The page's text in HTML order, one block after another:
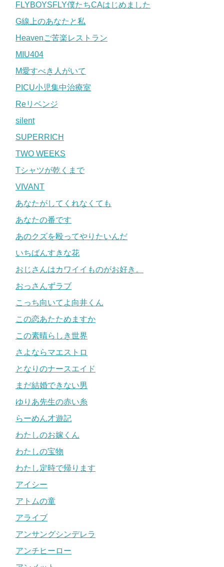
FLYBOYSFLY僕たちCAはじめました
G線上のあなたと私
Heavenご苦楽レストラン
MIU404
M愛すべき人がいて
PICU小児集中治療室
Reリベンジ
silent
SUPERRICH
TWO WEEKS
Tシャツが乾くまで
VIVANT
あなたがしてくれなくても
あなたの番です
あのクズを殴ってやりたいんだ
いちばんすきな花
おじさんはカワイイものがお好き。
おっさんずラブ
こっち向いてよ向井くん
この恋あたためますか
この素晴らしき世界
さよならマエストロ
となりのナースエイド
まだ結婚できない男
ゆりあ先生の赤い糸
らーめん才遊記
わたしのお嫁くん
わたしの宝物
わたし定時で帰ります
アイシー
アトムの童
アライブ
アンサングシンデレラ
アンチヒーロー